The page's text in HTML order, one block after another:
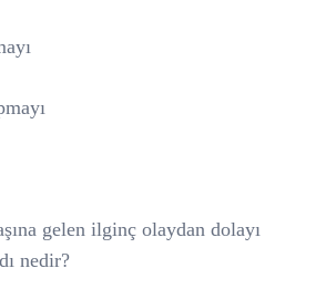
gelen ilginç olaydan dolayı
nedir?